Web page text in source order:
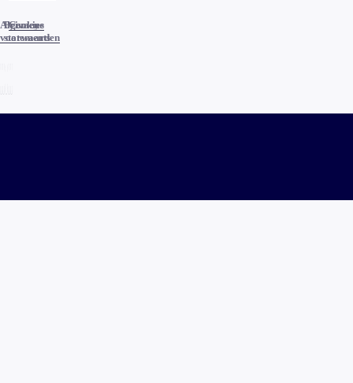
Algemene
voorwaarden
Privacy
statements
Cookies